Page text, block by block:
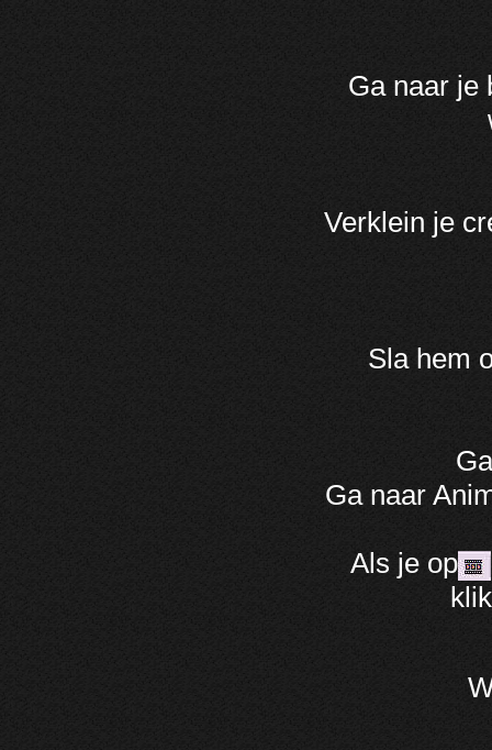
Ga naar je
Verklein je
Sla hem
Ga naar
Als je op